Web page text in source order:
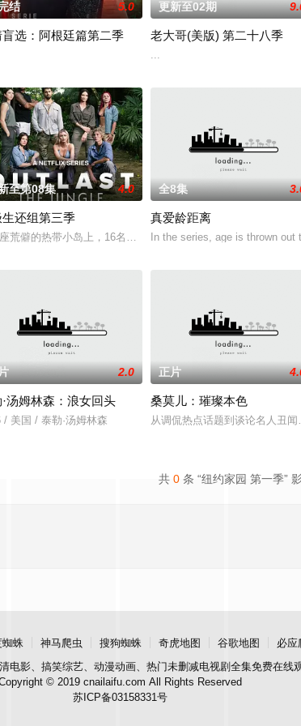
》中，哈里·乔西已经准备好了。在穿越Netflix现实世界寻找
结 5.0
盲选：阿根廷篇第二季
更新至02期
老大哥(美版) 第二十八季
至第08集 4.0
还组第三季
荒僻的热带小岛上，16名选手必须在恶劣的自然环境中求生，
全8集
真爱龄距离
In the series, age is thrown out
additional seasons of Beast Games.De
2.0
汤姆林森：浪女回头
/ 美国 / 泰勒·汤姆林森
正片
桑莫儿：璀璨本色
从调侃热点话题到谈论名人丑闻
共 0 条 “纽约家园 第一季”
蛛 神马爬虫 搜狗蜘蛛 奇虎地图 谷歌地图
必应
电影、搞笑综艺、动漫动画、热门未删减电视剧全集免费在线
© 2019 cnailaifu.com All Rights Reserved
苏ICP备03158331号